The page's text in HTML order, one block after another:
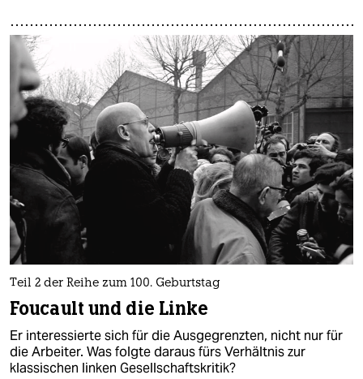
Teil 2 der Reihe zum 100. Geburtstag
Foucault und die Linke
Er interessierte sich für die Ausgegrenzten, nicht nur für
die Arbeiter. Was folgte daraus fürs Verhältnis zur
klassischen linken Gesellschaftskritik?